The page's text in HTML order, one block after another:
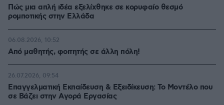
Πώς μια απλή ιδέα εξελίχθηκε σε κορυφαίο θεσμό
ρομποτικής στην Ελλάδα
Από μαθητής, φοιτητής σε άλλη πόλη!
06.08.2026, 10:52
Επαγγελματική Εκπαίδευση & Εξειδίκευση: Το Mοντέλο που
σε Bάζει στην Aγορά Eργασίας
26.07.2026, 09:54